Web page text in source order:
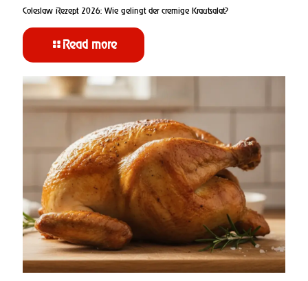
Coleslaw Rezept 2026: Wie gelingt der cremige Krautsalat?
Read more